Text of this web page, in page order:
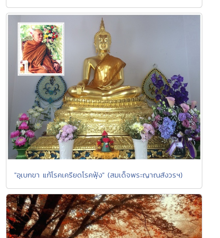
"อุเบกขา แก้โรคเครียดโรคฟุ้ง" (สมเด็จพระญาณสังวรฯ)